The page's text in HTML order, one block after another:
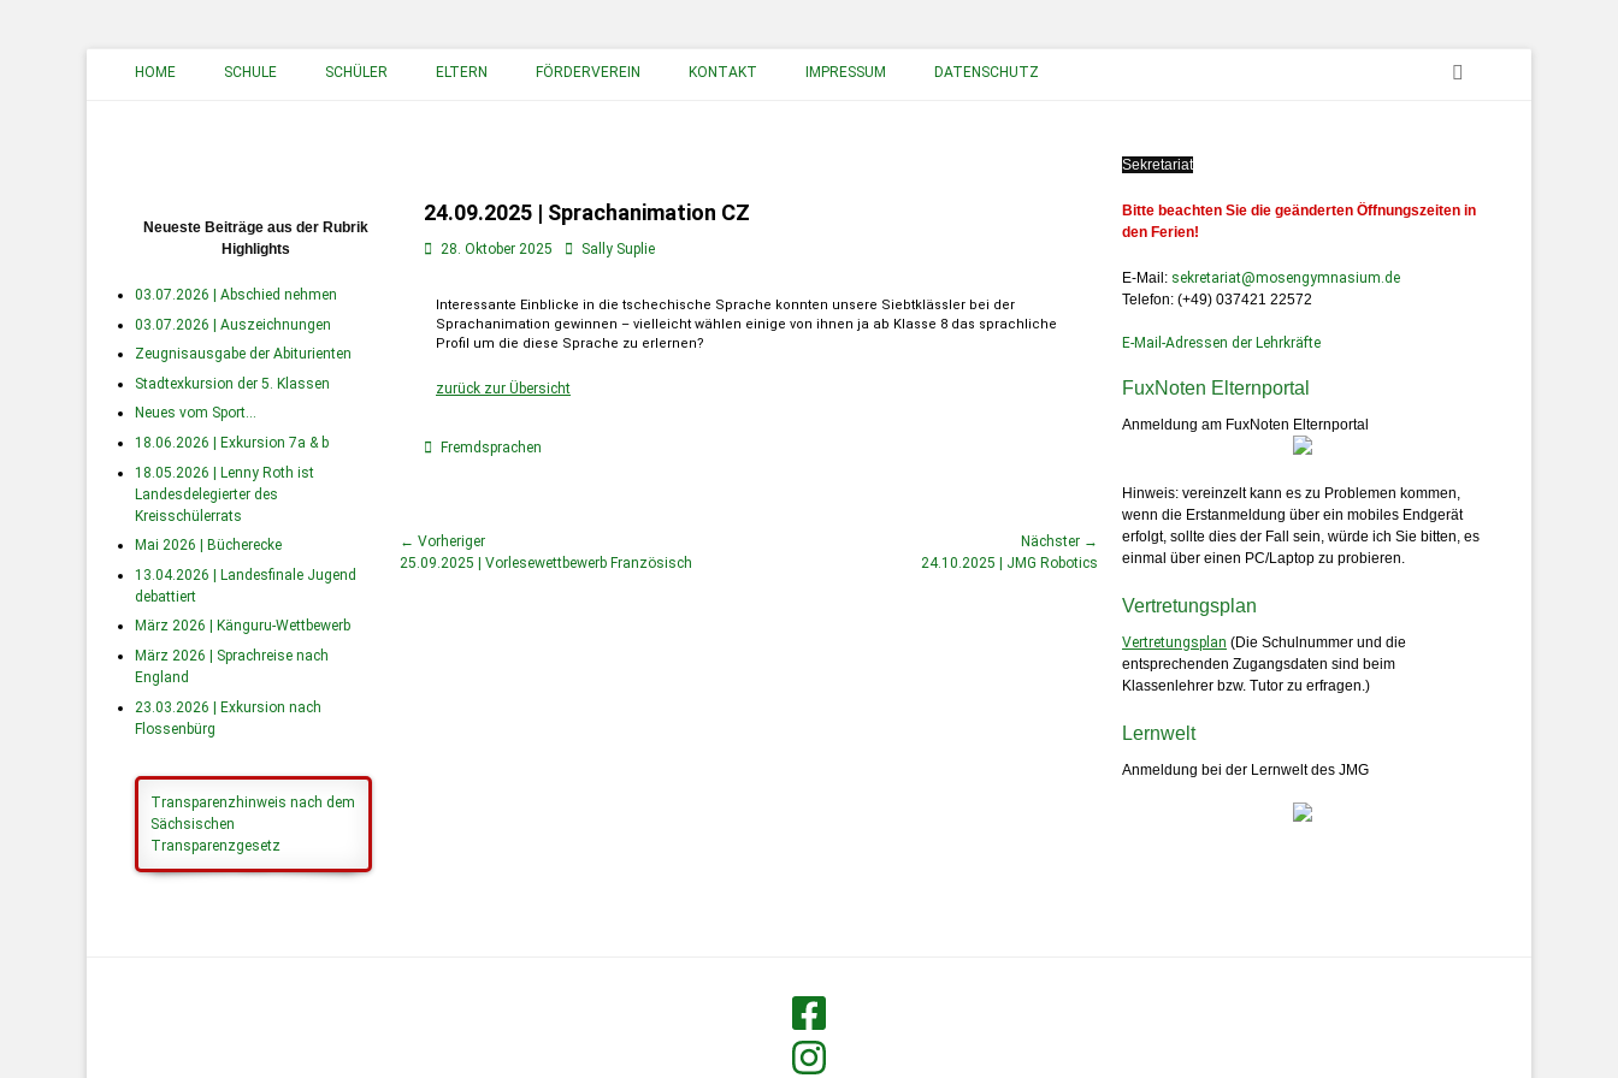
HOME
SCHULE SCHÜLER ELTERN FÖRDERVEREIN KONTAKT IMPRESSUM DATENSCHUTZ
24.09.2025 | Sprachanimation CZ
28. Oktober 2025 Sally Suplie
Interessante Einblicke in die tschechische Sprache konnten unsere Siebtklässler bei der
Sprachanimation gewinnen – vielleicht wählen einige von ihnen ja ab Klasse 8 das sprachliche
Profil um die diese Sprache zu erlernen?
zurück zur Übersicht
Fremdsprachen
← Vorheriger
25.09.2025 | Vorlesewettbewerb Französisch
Nächster →
24.10.2025 | JMG Robotics
Sekretariat
Bitte beachten Sie die geänderten Öffnungszeiten in
den Ferien!
E-Mail: sekretariat@mosengymnasium.de
Telefon: (+49) 037421 22572
E-Mail-Adressen der Lehrkräfte
FuxNoten Elternportal
Anmeldung am FuxNoten Elternportal
Hinweis: vereinzelt kann es zu Problemen kommen,
wenn die Erstanmeldung über ein mobiles Endgerät
erfolgt, sollte dies der Fall sein, würde ich Sie bitten, es
einmal über einen PC/Laptop zu probieren.
Vertretungsplan
Vertretungsplan (Die Schulnummer und die
entsprechenden Zugangsdaten sind beim
Klassenlehrer bzw. Tutor zu erfragen.)
Lernwelt
Anmeldung bei der Lernwelt des JMG
Neueste Beiträge aus der Rubrik
Highlights
03.07.2026 | Abschied nehmen
03.07.2026 | Auszeichnungen
Zeugnisausgabe der Abiturienten
Stadtexkursion der 5. Klassen
Neues vom Sport…
18.06.2026 | Exkursion 7a & b
18.05.2026 | Lenny Roth ist
Landesdelegierter des
Kreisschülerrats
Mai 2026 | Bücherecke
13.04.2026 | Landesfinale Jugend
debattiert
März 2026 | Känguru-Wettbewerb
März 2026 | Sprachreise nach
England
23.03.2026 | Exkursion nach
Flossenbürg
Transparenzhinweis nach dem
Sächsischen
Transparenzgesetz